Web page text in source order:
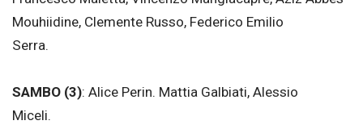
Mouhiidine, Clemente Russo, Federico Emilio
Serra.
SAMBO (3): Alice Perin. Mattia Galbiati, Alessio
Miceli.